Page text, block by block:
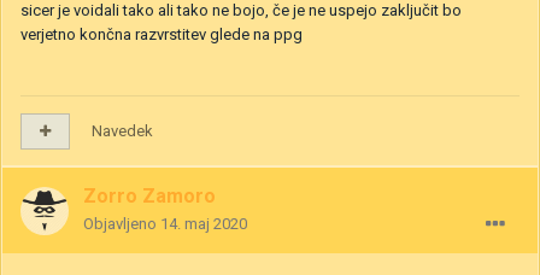
sicer je voidali tako ali tako ne bojo, če je ne uspejo zaključit bo
verjetno končna razvrstitev glede na ppg
Navedek
Zorro Zamoro
Objavljeno 14. maj 2020